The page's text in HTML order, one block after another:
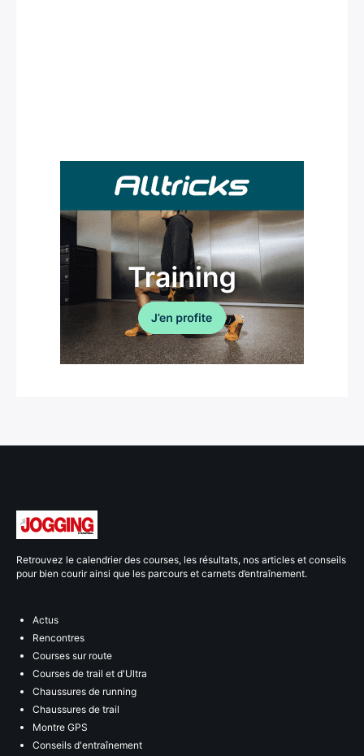
Retrouvez le calendrier des courses, les résultats, nos articles et conseils
pour bien courir ainsi que les parcours et carnets d’entraînement.
Actus
Rencontres
Courses sur route
Courses de trail et d'Ultra
Chaussures de running
Chaussures de trail
Montre GPS
Conseils d'entraînement